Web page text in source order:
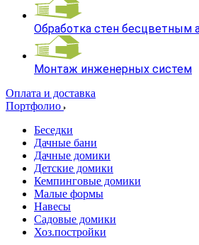
Обработка стен бесцветным
Монтаж инженерных систем
Оплата и доставка
Портфолио
Беседки
Дачные бани
Дачные домики
Детские домики
Кемпинговые домики
Малые формы
Навесы
Садовые домики
Хоз.постройки